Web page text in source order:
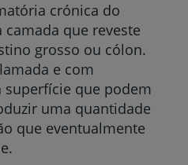
crónica do
que reveste
grosso ou cólon.
e com
superfície que podem
uma quantidade
que eventualmente